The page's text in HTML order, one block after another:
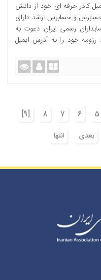
کادر حرفه ای خود از دانش
و حسابرس ارشد دارای
رسمی ایران دعوت به
رزومه خود را به آدرس ایمیل
5
6
7
8
[9]
بعدی انتها